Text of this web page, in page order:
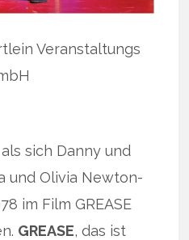
Veranstaltungs
sich Danny und
und Olivia Newton-
im Film GREASE
GREASE, das ist